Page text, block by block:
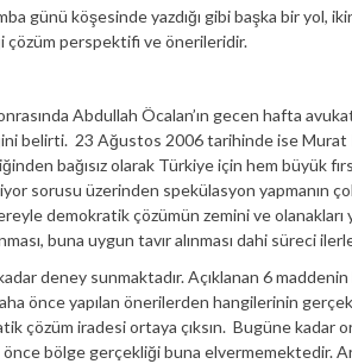
günü köşesinde yazdığı gibi başka bir yol,
çözüm perspektifi ve önerileridir.
Abdullah Öcalan’ın gecen hafta
belirti. 23 Ağustos 2006 tarihinde ise Murat
bağısız olarak Türkiye için hem büyük
sorusu üzerinden spekülasyon yapmanın
demokratik çözümün zemini ve olanakları
buna uygun tavır alınması dahi süreci
deney sunmaktadır. Açıklanan 6
önce yapılan önerilerden hangilerinin
çözüm iradesi ortaya çıksın. Bugüne kadar
bölge gerçekliği buna elvermemektedir.